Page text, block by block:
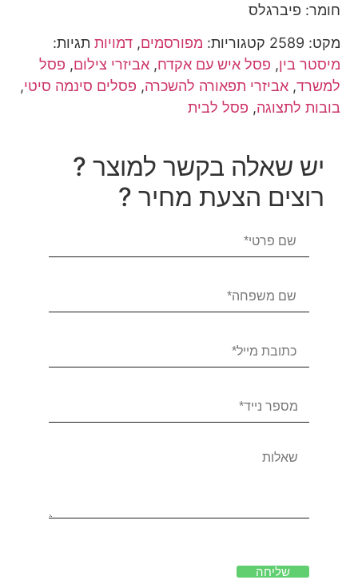
חומר: פיברגלס
מקט: 2589 קטגוריות: מפורסמים,דמויות תגיות:
מיסטר בין, פסל איש עם אקדח,אביזרי צילום, פסל
למשרד,אביזרי תפאורה להשכרה, פסלים סינמה סיטי,
בובות לתצוגה, פסל לבית
יש שאלה בקשר למוצר ?
רוצים הצעת מחיר ?
שליחה